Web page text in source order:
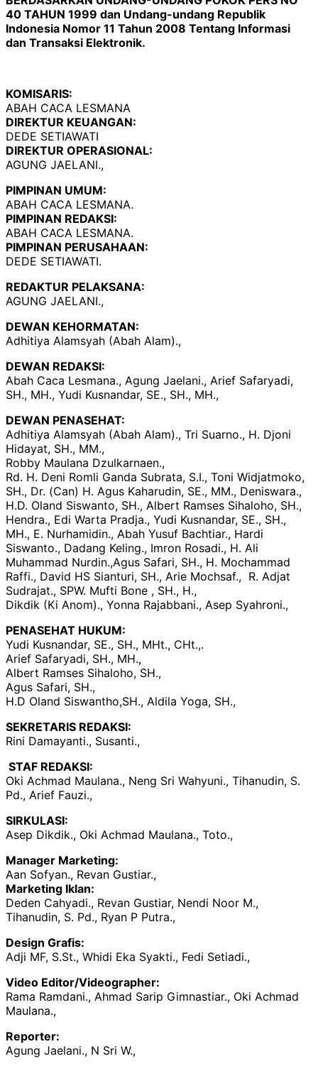
40 TAHUN 1999 dan Undang-undang Republik
Indonesia Nomor 11 Tahun 2008 Tentang Informasi
dan Transaksi Elektronik.
KOMISARIS:
ABAH CACA LESMANA
DIREKTUR KEUANGAN:
DEDE SETIAWATI
DIREKTUR OPERASIONAL:
AGUNG JAELANI.,
PIMPINAN UMUM:
ABAH CACA LESMANA.
PIMPINAN REDAKSI:
ABAH CACA LESMANA.
PIMPINAN PERUSAHAAN:
DEDE SETIAWATI.
REDAKTUR PELAKSANA:
AGUNG JAELANI.,
DEWAN KEHORMATAN:
Adhitiya Alamsyah (Abah Alam).,
DEWAN REDAKSI:
Abah Caca Lesmana., Agung Jaelani., Arief Safaryadi,
SH., MH., Yudi Kusnandar, SE., SH., MH.,
DEWAN PENASEHAT:
Adhitiya Alamsyah (Abah Alam)., Tri Suarno., H. Djoni
Hidayat, SH., MM.,
Robby Maulana Dzulkarnaen.,
Rd. H. Deni Romli Ganda Subrata, S.I., Toni Widjatmoko,
SH., Dr. (Can) H. Agus Kaharudin, SE., MM., Deniswara.,
H.D. Oland Siswanto, SH., Albert Ramses Sihaloho, SH.,
Hendra., Edi Warta Pradja., Yudi Kusnandar, SE., SH.,
MH., E. Nurhamidin., Abah Yusuf Bachtiar., Hardi
Siswanto., Dadang Keling., Imron Rosadi., H. Ali
Muhammad Nurdin.,Agus Safari, SH., H. Mochammad
Raffi., David HS Sianturi, SH., Arie Mochsaf., R. Adjat
Sudrajat., SPW. Mufti Bone , SH., H.,
Dikdik (Ki Anom)., Yonna Rajabbani., Asep Syahroni.,
PENASEHAT HUKUM:
Yudi Kusnandar, SE., SH., MHt., CHt.,.
Arief Safaryadi, SH., MH.,
Albert Ramses Sihaloho, SH.,
Agus Safari, SH.,
H.D Oland Siswantho,SH., Aldila Yoga, SH.,
SEKRETARIS REDAKSI:
Rini Damayanti., Susanti.,
STAF REDAKSI:
Oki Achmad Maulana., Neng Sri Wahyuni., Tihanudin, S.
Pd., Arief Fauzi.,
SIRKULASI:
Asep Dikdik., Oki Achmad Maulana., Toto.,
Manager Marketing:
Aan Sofyan., Revan Gustiar.,
Marketing Iklan:
Deden Cahyadi., Revan Gustiar, Nendi Noor M.,
Tihanudin, S. Pd., Ryan P Putra.,
Design Grafis:
Adji MF, S.St., Whidi Eka Syakti., Fedi Setiadi.,
Video Editor/Videographer:
Rama Ramdani., Ahmad Sarip Gimnastiar., Oki Achmad
Maulana.,
Reporter:
Agung Jaelani., N Sri W.,